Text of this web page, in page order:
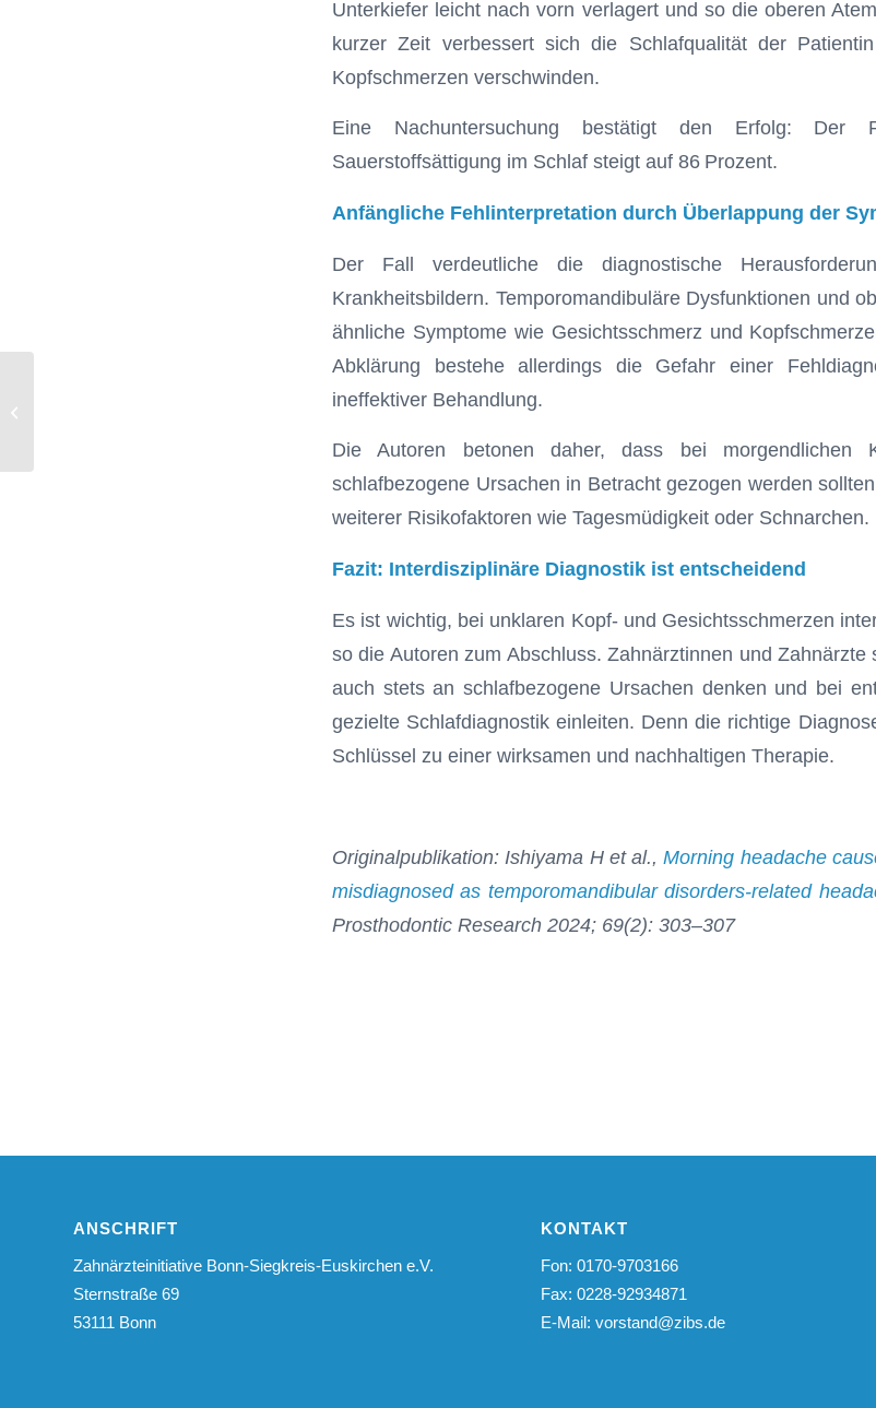
Unterkiefer leicht nach vorn verlagert und so die oberen
kurzer Zeit verbessert sich die Schlafqualität der
Kopfschmerzen verschwinden.
Eine Nachuntersuchung bestätigt den Erfolg:
Sauerstoffsättigung im Schlaf steigt auf 86 Prozent.
Anfängliche Fehlinterpretation durch Überlappung der
Der Fall verdeutliche die diagnostische
Krankheitsbildern. Temporomandibuläre Dysfunktionen und
ähnliche Symptome wie Gesichtsschmerz und
Abklärung bestehe allerdings die Gefahr einer
ineffektiver Behandlung.
Die Autoren betonen daher, dass bei morgendlichen
schlafbezogene Ursachen in Betracht gezogen werden
weiterer Risikofaktoren wie Tagesmüdigkeit oder Schnarchen.
Fazit: Interdisziplinäre Diagnostik ist entscheidend
Es ist wichtig, bei unklaren Kopf- und Gesichtsschmerzen
so die Autoren zum Abschluss. Zahnärztinnen und
auch stets an schlafbezogene Ursachen denken und bei
gezielte Schlafdiagnostik einleiten. Denn die richtige
Schlüssel zu einer wirksamen und nachhaltigen Therapie.
Originalpublikation: Ishiyama H et al.,Morning headache
misdiagnosed as temporomandibular disorders-related
Prosthodontic Research 2024; 69(2): 303–307
ANSCHRIFT
Zahnärzteinitiative Bonn-Siegkreis-Euskirchen e.V.
Sternstraße 69
53111 Bonn
KONTAKT
Fon: 0170-9703166
Fax: 0228-92934871
E-Mail: vorstand@zibs.de